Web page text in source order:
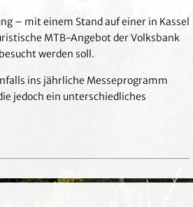
– mit einem Stand auf einer in Kassel
MTB-Angebot der Volksbank
werden soll.
ins jährliche Messeprogramm
jedoch ein unterschiedliches